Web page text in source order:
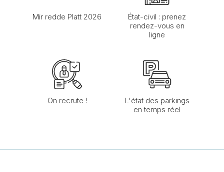
Mir redde Platt 2026
État-civil : prenez
rendez-vous en
ligne
On recrute !
L'état des parkings
en temps réel